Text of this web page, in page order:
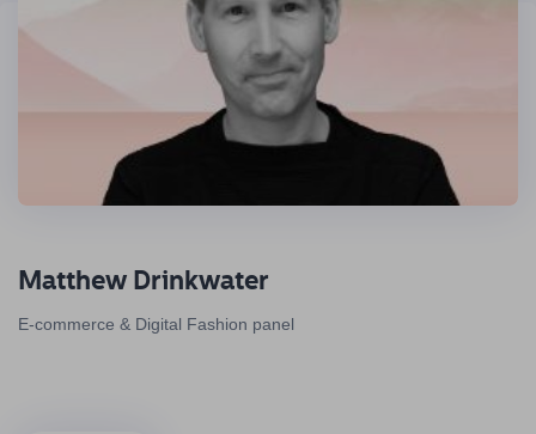
Matthew Drinkwater
E-commerce & Digital Fashion panel